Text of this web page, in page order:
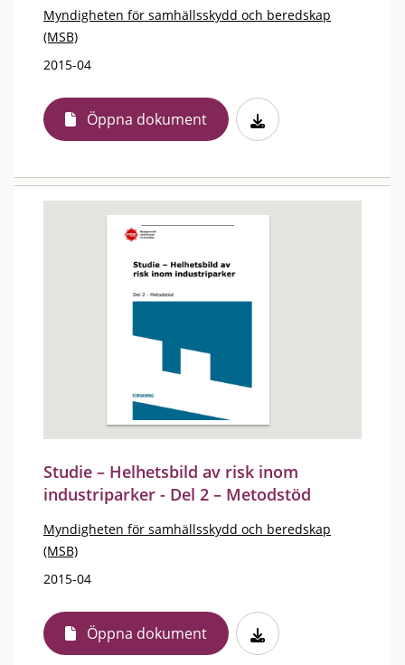
Myndigheten för samhällsskydd och beredskap
(MSB)
2015-04
Öppna dokument
Studie – Helhetsbild av risk inom
industriparker - Del 2 – Metodstöd
Myndigheten för samhällsskydd och beredskap
(MSB)
2015-04
Öppna dokument